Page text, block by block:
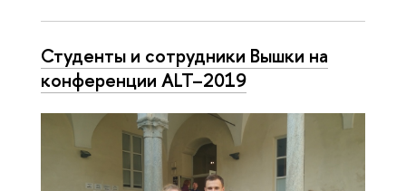
Студенты и сотрудники Вышки на
конференции ALT–2019